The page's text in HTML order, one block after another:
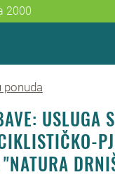
2000
ponuda
USLUGA